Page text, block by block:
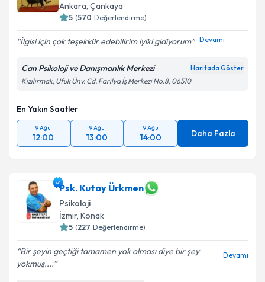
Ankara, Çankaya
5 (570 Değerlendirme)
İlgisi için çok teşekkür edebilirim iyiki gidiyorum Devamı
Can Psikoloji ve Danışmanlık Merkezi Haritada Göster
Kızılırmak, Ufuk Ünv. Cd. Farilya İş Merkezi No:8, 06510
En Yakın Saatler
9 Ağu
12:00
9 Ağu
13:00
9 Ağu
14:00 Daha Fazla
Psk. Kutay Ürkmen
Psikoloji
İzmir, Konak
5 (227 Değerlendirme)
Bir şeyin geçtiği tamamen yok olması diye bir şey
yokmuş....
Devamı